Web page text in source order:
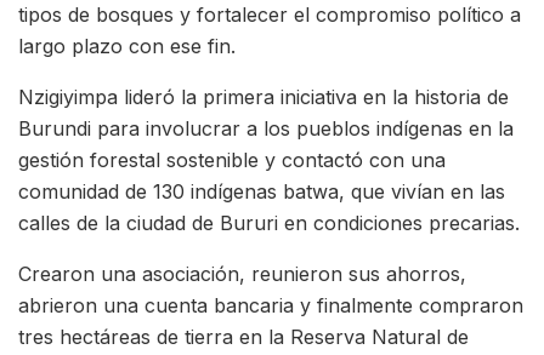
tipos de bosques y fortalecer el compromiso político a
largo plazo con ese fin.
Nzigiyimpa lideró la primera iniciativa en la historia de
Burundi para involucrar a los pueblos indígenas en la
gestión forestal sostenible y contactó con una
comunidad de 130 indígenas batwa, que vivían en las
calles de la ciudad de Bururi en condiciones precarias.
Crearon una asociación, reunieron sus ahorros,
abrieron una cuenta bancaria y finalmente compraron
tres hectáreas de tierra en la Reserva Natural de